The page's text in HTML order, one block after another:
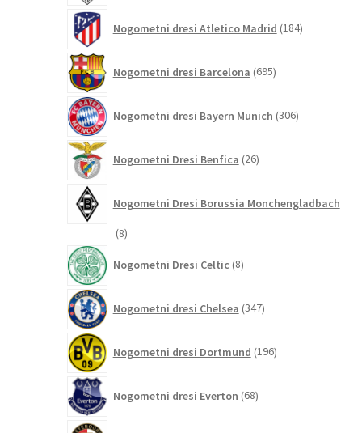
Nogometni dresi Atletico Madrid 184izdelkov
Nogometni dresi Barcelona 695izdelkov
Nogometni dresi Bayern Munich 306izdelkov
Nogometni Dresi Benfica 26izdelkov
Nogometni Dresi Borussia Monchengladbach
88
Nogometni Dresi Celtic 8izdelkov
Nogometni dresi Chelsea 347izdelkov
Nogometni dresi Dortmund 196izdelkov
Nogometni dresi Everton 68izdelkov